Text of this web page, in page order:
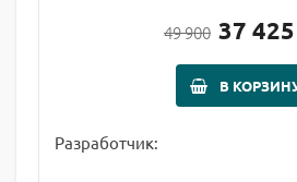
49 900 37 425
В
Разработчик: